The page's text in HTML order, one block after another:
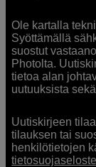
Ole kartalla
Syöttämällä
suostut
Photolta.
tietoa alan
uutuuksista
Uutiskirjeen
tilauksen tai
henkilötietojen